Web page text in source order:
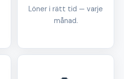
Löner i rätt tid — varje
månad.